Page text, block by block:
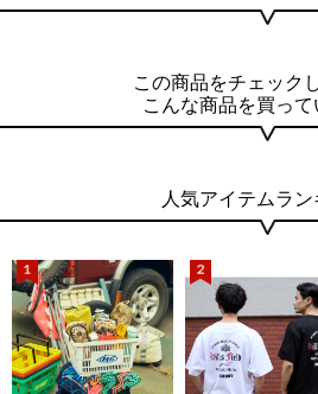
この商品をチェック
こんな商品を買って
人気アイテムラ